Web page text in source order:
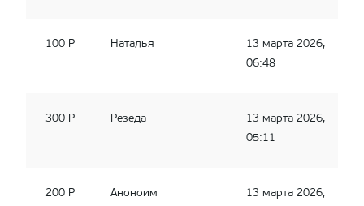
100 Р Наталья
13 марта 2026,
06:48
300 Р Резеда
13 марта 2026,
05:11
200 Р Аноноим
13 марта 2026,